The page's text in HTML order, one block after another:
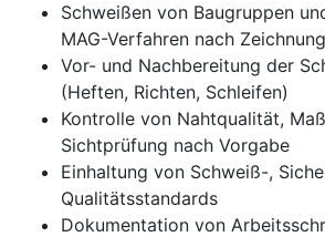
Schweißen von Baugruppen
MAG-Verfahren nach Zeichnung
Vor- und Nachbereitung der
(Heften, Richten, Schleifen)
Kontrolle von Nahtqualität,
Sichtprüfung nach Vorgabe
Einhaltung von Schweiß-,
Qualitätsstandards
Dokumentation von